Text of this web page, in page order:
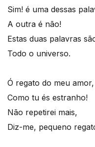
Sim! é uma dessas
A outra é não!
Estas duas palavras
Todo o universo.
Ó regato do meu amor,
Como tu és estranho!
Não repetirei mais,
Diz-me, pequeno